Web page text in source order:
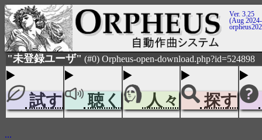
Ver. 3.25
(Aug
"未登録ユーザ" (#0) Orpheus-open-download.php?id=524898
試す 聴く 人々 探す
...